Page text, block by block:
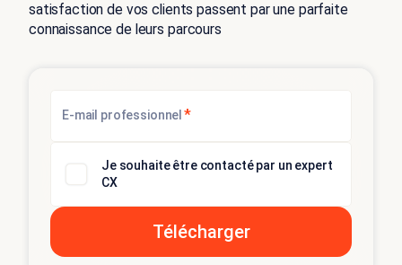
satisfaction de vos clients passent par une parfaite
connaissance de leurs parcours
E-mail professionnel *
Je souhaite être contacté par un expert
CX